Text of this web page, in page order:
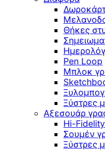
Θήκες
Pen Loop
Μπλοκ
Ξύστρες
Αξεσουάρ
Hi-
Σουμέν
Ξύστρες